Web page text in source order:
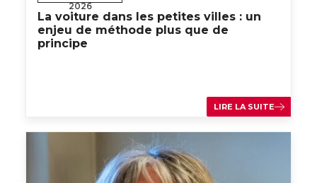
2026
La voiture dans les petites villes : un
enjeu de méthode plus que de
principe
LIRE LA SUITE